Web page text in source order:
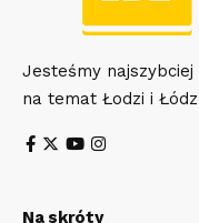
Jesteśmy
na temat Łodzi i
Na skróty